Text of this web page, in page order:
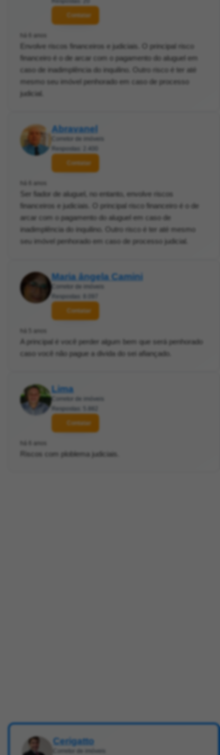
Contatar
há 6 anos
Envolve riscos financeiros e judiciais. O principal risco
financeiro é o de arcar com o pagamento do aluguel em
caso de inadimplência do inquilino. Outro risco é ter até
mesmo seu imóvel penhorado em caso de processo
judicial.
Abravanel
Corretor de imóveis
Respostas: 2.400
Contatar
há 6 anos
Ser fiador de aluguel, no entanto, envolve riscos
financeiros e judiciais. O principal risco financeiro é o de
arcar com o pagamento do aluguel em caso de
inadimplência do inquilino. Outro risco é ter até mesmo
seu imóvel penhorado em caso de processo judicial.
Maria ângela Camini
Corretor de imóveis
Respostas: 8.097
Contatar
há 5 anos
A principal é você perder algum bem que será penhorado
caso você não pague a divida do sei afiançado.
Lima
Corretor de imóveis
Respostas: 5.882
Contatar
há 6 anos
Riscos com ploblema judiciais.
Cerigatto
Corretor de imóveis